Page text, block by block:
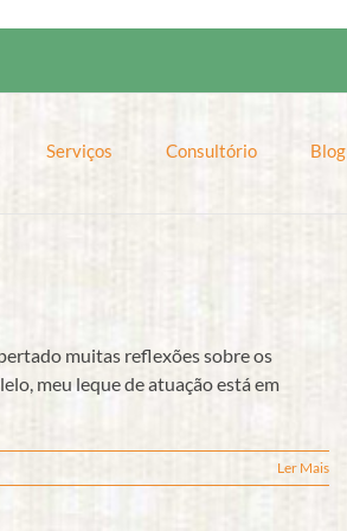
Serviços Consultório Blog
muitas reflexões sobre os
meu leque de atuação está em
Ler Mais